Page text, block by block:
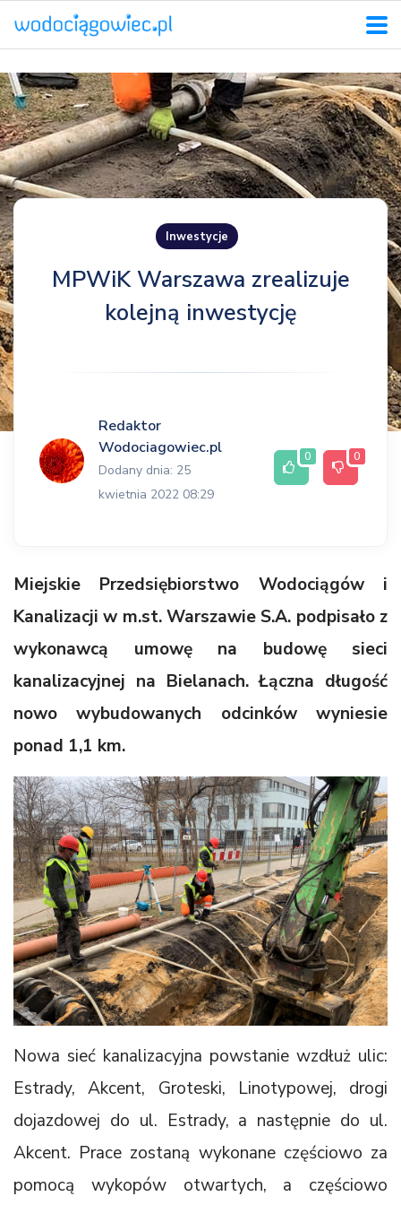
Inwestycje
MPWiK Warszawa zrealizuje
kolejną inwestycję
Redaktor
Wodociagowiec.pl
Dodany dnia: 25
kwietnia 2022 08:29
0 0
Miejskie Przedsiębiorstwo Wodociągów i
Kanalizacji w m.st. Warszawie S.A. podpisało z
wykonawcą umowę na budowę sieci
kanalizacyjnej na Bielanach. Łączna długość
nowo wybudowanych odcinków wyniesie
ponad 1,1 km.
Nowa sieć kanalizacyjna powstanie wzdłuż ulic:
Estrady, Akcent, Groteski, Linotypowej, drogi
dojazdowej do ul. Estrady, a następnie do ul.
Akcent. Prace zostaną wykonane częściowo za
pomocą wykopów otwartych, a częściowo